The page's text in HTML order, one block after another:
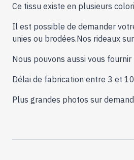
Ce tissu existe en plusieurs
Il est possible de demander
unies ou brodées.Nos rideaux
Nous pouvons aussi vous
Délai de fabrication entre 3 et
Plus grandes photos sur